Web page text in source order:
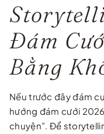
Đám
Bằng
Nếu trước đây đám
hướng đám cưới
chuyện”. Để